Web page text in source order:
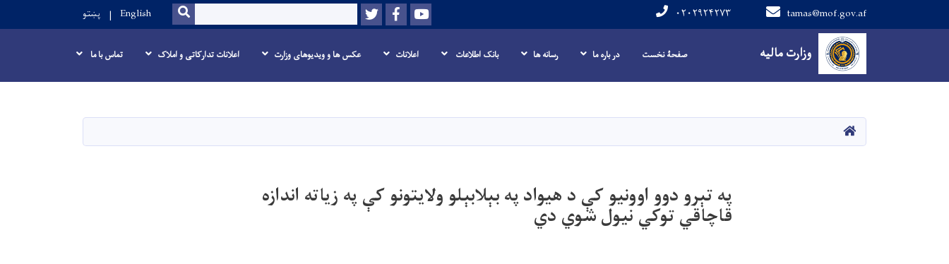
content
وزارت مالیه
tamas@mof.gov.af ۰۲۰۲۹۲۴۲۷۳ Youtube
Facebook
Twitter
Search
SEARCH
English پښتو
Main navigation
صفحۀ نخست در باره ما رسانه ها بانک اطلاعات اعلانات عکس ها و ویدیوهای وزارت اعلانات تدارکاتی و املاک تماس با ما
صفحه اصلی
په تېرو دوو اوونیو کې د هیواد په بېلابېلو ولایتونو کې په زیاته اندازه
قاچاقي توکي نیول شوي دي